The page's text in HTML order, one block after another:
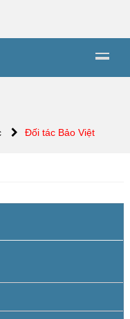
Đối tác Bảo Việt